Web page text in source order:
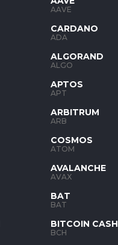
AAVE
CARDANO
ADA
ALGORAND
ALGO
APTOS
APT
ARBITRUM
ARB
COSMOS
ATOM
AVALANCHE
AVAX
BAT
BAT
BITCOIN CASH
BCH